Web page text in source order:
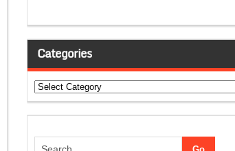
Categories
Categories